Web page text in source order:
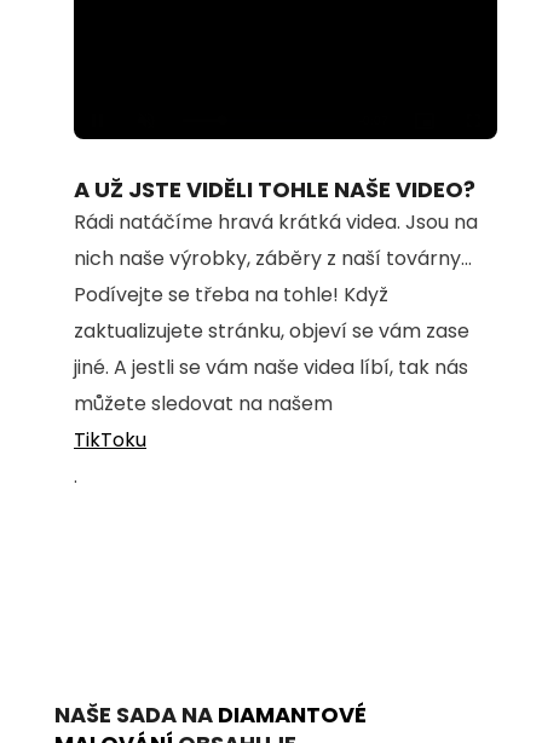
100.00%
A UŽ JSTE VIDĚLI TOHLE NAŠE VIDEO?
Rádi natáčíme hravá krátká videa. Jsou na
nich naše výrobky, záběry z naší továrny...
Podívejte se třeba na tohle! Když
zaktualizujete stránku, objeví se vám zase
jiné. A jestli se vám naše videa líbí, tak nás
můžete sledovat na našem
TikToku
.
NAŠE SADA NA DIAMANTOVÉ